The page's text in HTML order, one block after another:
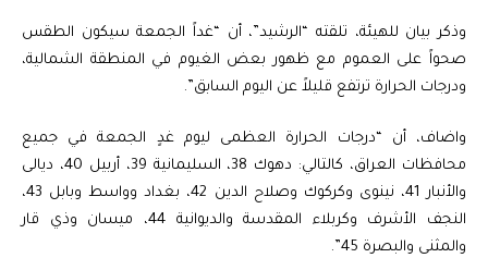
وذكر بيان للهيئة، تلقته “الرشيد”، أن “غداً الجمعة سيكون الطقس
صحواً على العموم مع ظهور بعض الغيوم في المنطقة الشمالية،
ودرجات الحرارة ترتفع قليلاً عن اليوم السابق”.
واضاف، أن “درجات الحرارة العظمى ليوم غدٍ الجمعة في جميع
محافظات العراق، كالتالي: دهوك 38، السليمانية 39، أربيل 40، ديالى
والأنبار 41، نينوى وكركوك وصلاح الدين 42، بغداد وواسط وبابل 43،
النجف الأشرف وكربلاء المقدسة والديوانية 44، ميسان وذي قار
والمثنى والبصرة 45”.